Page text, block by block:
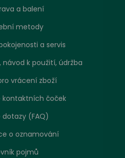
a balení
metody
a servis
návod k použití, údržba
vrácení zboží
kontaktních čoček
dotazy (FAQ)
o oznamování
pojmů